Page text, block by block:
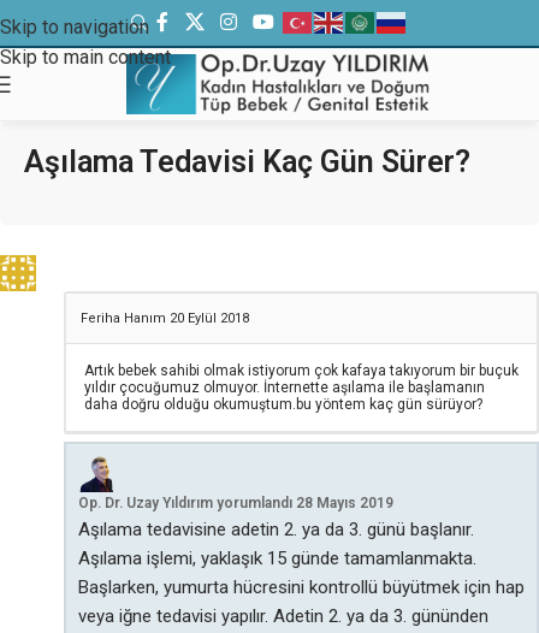
Skip to navigation
Skip to main content
Aşılama Tedavisi Kaç Gün Sürer?
Feriha Hanım 20 Eylül 2018
Artık bebek sahibi olmak istiyorum çok kafaya takıyorum bir buçuk
yıldır çocuğumuz olmuyor. İnternette aşılama ile başlamanın
daha doğru olduğu okumuştum.bu yöntem kaç gün sürüyor?
Op. Dr. Uzay Yıldırım yorumlandı 28 Mayıs 2019
Aşılama tedavisine adetin 2. ya da 3. günü başlanır.
Aşılama işlemi, yaklaşık 15 günde tamamlanmakta.
Başlarken, yumurta hücresini kontrollü büyütmek için hap
veya iğne tedavisi yapılır. Adetin 2. ya da 3. gününden